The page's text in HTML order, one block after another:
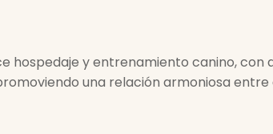
hospedaje y entrenamiento canino,
una relación armoniosa entre